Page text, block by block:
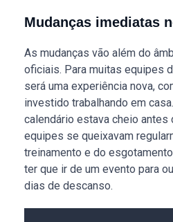
Mudanças imediatas
As mudanças vão além do
oficiais. Para muitas equipes
será uma experiência nova,
investido trabalhando em
calendário estava cheio antes
equipes se queixavam
treinamento e do
ter que ir de um evento para
dias de descanso.